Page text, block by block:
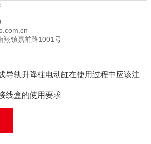
翔镇嘉前路1001号
导轨升降柱电动缸在使用过程中应该注
线盒的使用要求